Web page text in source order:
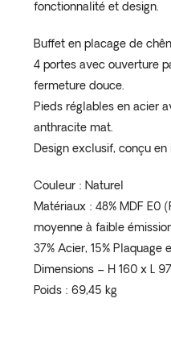
fonctionnalité et design.
Buffet en placage de
4 portes avec ouverture
fermeture douce.
Pieds réglables en acier
anthracite mat.
Design exclusif, conçu en
Couleur : Naturel
Matériaux : 48% MDF E0
moyenne à faible
37% Acier, 15%
Dimensions – H 160 x L
Poids : 69,45 kg